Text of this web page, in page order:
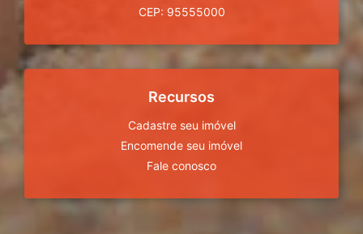
CEP: 95555000
Recursos
Cadastre seu imóvel
Encomende seu imóvel
Fale conosco